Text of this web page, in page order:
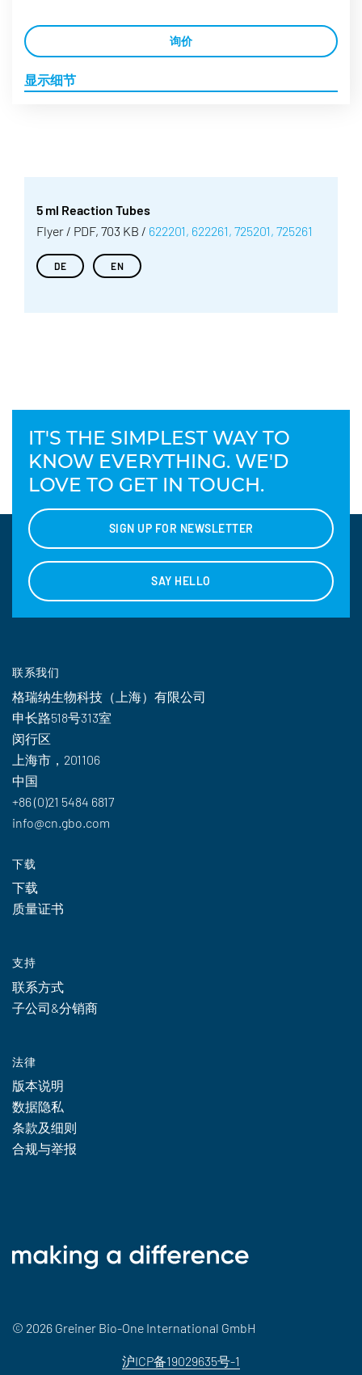
询价
显示细节
5 ml Reaction Tubes
Flyer / PDF, 703 KB / 622201, 622261, 725201, 725261
DE EN
IT'S THE SIMPLEST WAY TO
KNOW EVERYTHING. WE'D
LOVE TO GET IN TOUCH.
SIGN UP FOR NEWSLETTER
SAY HELLO
联系我们
格瑞纳生物科技（上海）有限公司
申长路518号313室
闵行区
上海市，201106
中国
+86 (0)21 5484 6817
info@cn.gbo.com
下载
下载
质量证书
支持
联系方式
子公司&分销商
法律
版本说明
数据隐私
条款及细则
合规与举报
© 2026 Greiner Bio-One International GmbH
沪ICP备19029635号-1